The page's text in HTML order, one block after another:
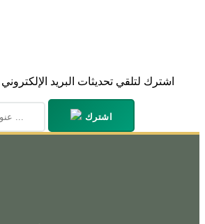
اشترك لتلقي تحديثات البريد
اشترك